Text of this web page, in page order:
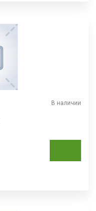
В наличии